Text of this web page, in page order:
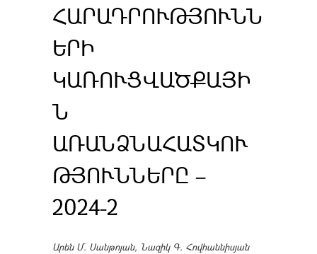
ՀԱՐԱԴՐՈՒԹՅՈՒՆՆ
ԵՐԻ
ԿԱՌՈՒՑՎԱԾՔԱՅԻ
Ն
ԱՌԱՆՁՆԱՀԱՏԿՈՒ
ԹՅՈՒՆՆԵՐԸ –
2024-2
Արեն Մ. Սանթոյան, Նազիկ Գ. Հովհաննիսյան